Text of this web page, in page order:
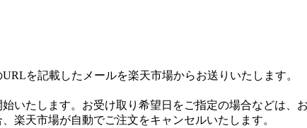
を記載したメールを楽天市場からお送りいたします。
いたします。お受け取り希望日をご指定の場合などは、
楽天市場が自動でご注文をキャンセルいたします。